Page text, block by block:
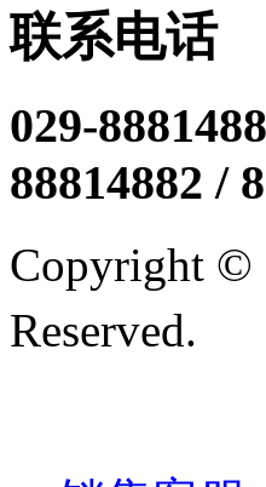
联系电话
029-
88814882 /
Copyright ©
Reserved.